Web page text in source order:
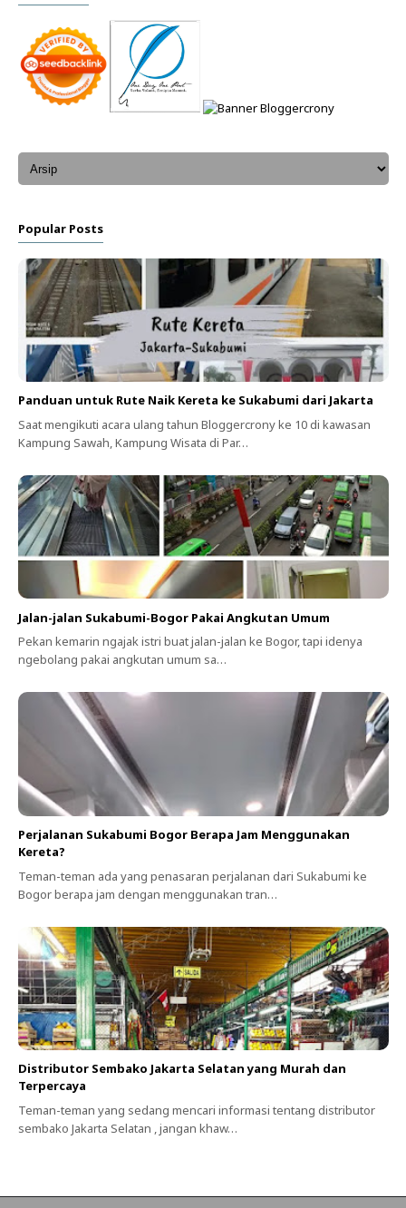
Popular Posts
Panduan untuk Rute Naik Kereta ke Sukabumi dari Jakarta
Saat mengikuti acara ulang tahun Bloggercrony ke 10 di kawasan
Kampung Sawah, Kampung Wisata di Par…
Jalan-jalan Sukabumi-Bogor Pakai Angkutan Umum
Pekan kemarin ngajak istri buat jalan-jalan ke Bogor, tapi idenya
ngebolang pakai angkutan umum sa…
Perjalanan Sukabumi Bogor Berapa Jam Menggunakan
Kereta?
Teman-teman ada yang penasaran perjalanan dari Sukabumi ke
Bogor berapa jam dengan menggunakan tran…
Distributor Sembako Jakarta Selatan yang Murah dan
Terpercaya
Teman-teman yang sedang mencari informasi tentang distributor
sembako Jakarta Selatan , jangan khaw…